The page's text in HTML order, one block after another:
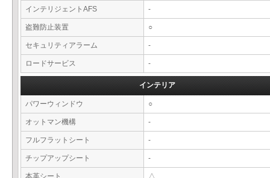
インテリジェントAFS -
盗難防止装置 ○
セキュリティアラーム -
ロードサービス -
インテリア
パワーウィンドウ ○
オットマン機構 -
フルフラットシート -
チップアップシート -
本革シート △